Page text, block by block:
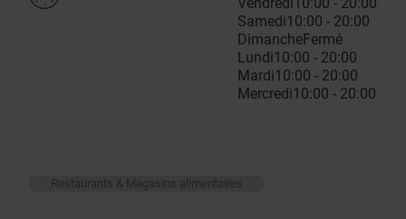
Samedi10:00 - 20:00
DimancheFermé
Lundi10:00 - 20:00
Mardi10:00 - 20:00
Mercredi10:00 - 20:00
Restaurants & Magasins alimentaires